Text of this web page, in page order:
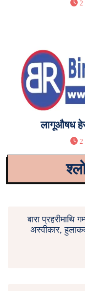
2
लागूऔषध
2
बारा प्रहरीमाथि
अस्वीकार,